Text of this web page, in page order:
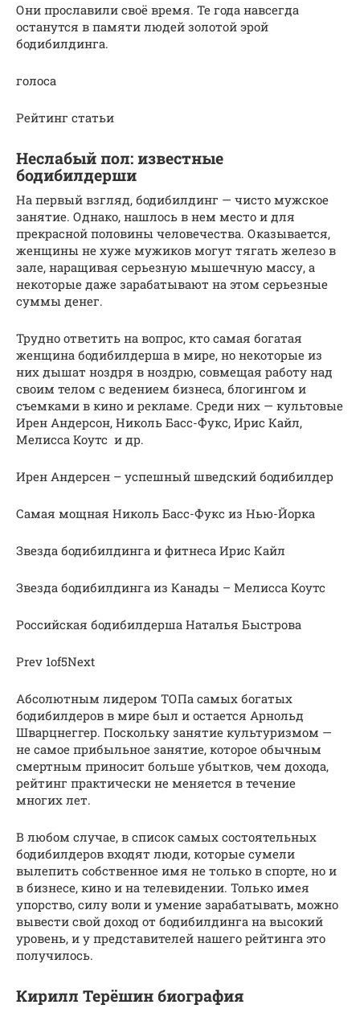
Они прославили своё время. Те года навсегда
останутся в памяти людей золотой эрой
бодибилдинга.
голоса
Рейтинг статьи
Неслабый пол: известные
бодибилдерши
На первый взгляд, бодибилдинг — чисто мужское
занятие. Однако, нашлось в нем место и для
прекрасной половины человечества. Оказывается,
женщины не хуже мужиков могут тягать железо в
зале, наращивая серьезную мышечную массу, а
некоторые даже зарабатывают на этом серьезные
суммы денег.
Трудно ответить на вопрос, кто самая богатая
женщина бодибилдерша в мире, но некоторые из
них дышат ноздря в ноздрю, совмещая работу над
своим телом с ведением бизнеса, блогингом и
съемками в кино и рекламе. Среди них — культовые
Ирен Андерсон, Николь Басс-Фукс, Ирис Кайл,
Мелисса Коутс и др.
Ирен Андерсен – успешный шведский бодибилдер
Самая мощная Николь Басс-Фукс из Нью-Йорка
Звезда бодибилдинга и фитнеса Ирис Кайл
Звезда бодибилдинга из Канады – Мелисса Коутс
Российская бодибилдерша Наталья Быстрова
Prev 1of5Next
Абсолютным лидером ТОПа самых богатых
бодибилдеров в мире был и остается Арнольд
Шварцнеггер. Поскольку занятие культуризмом —
не самое прибыльное занятие, которое обычным
смертным приносит больше убытков, чем дохода,
рейтинг практически не меняется в течение
многих лет.
В любом случае, в список самых состоятельных
бодибилдеров входят люди, которые сумели
вылепить собственное имя не только в спорте, но и
в бизнесе, кино и на телевидении. Только имея
упорство, силу воли и умение зарабатывать, можно
вывести свой доход от бодибилдинга на высокий
уровень, и у представителей нашего рейтинга это
получилось.
Кирилл Терёшин биография